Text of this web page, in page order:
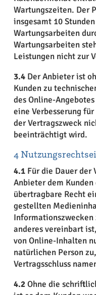
Wartungszeiten. Der
insgesamt 10
Wartungsarbeiten
Wartungsarbeiten
Leistungen nicht zur
3.4Der Anbieter ist
Kunden zu
des Online-
eine Verbesserung
der Vertragszweck
beeinträchtigt wird.
4
4.1Für die Dauer der
Anbieter dem
übertragbare Recht
gestellten
anderes vereinbart
von Online-Inhalten
natürlichen Person
Vertragsschluss
4.2Ohne die